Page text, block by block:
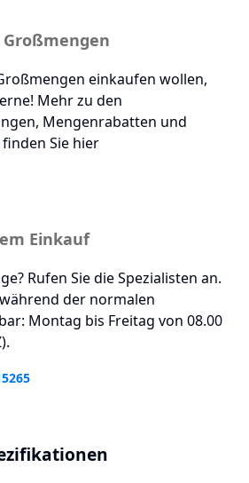
einkaufen wollen,
Mehr zu den
Mengenrabatten und
Sie hier
Einkauf
Rufen Sie die Spezialisten an.
der normalen
Montag bis Freitag von 08.00